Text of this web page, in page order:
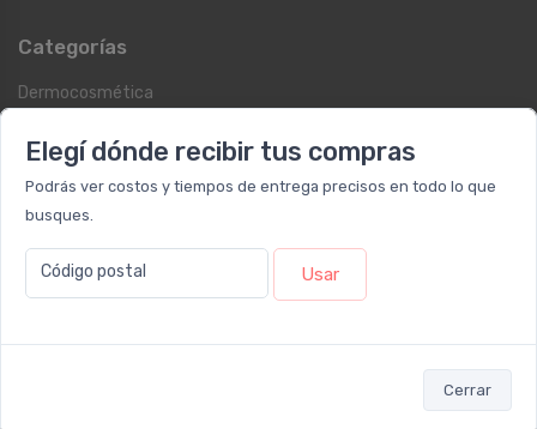
Elegí dónde recibir tus compras
Podrás ver costos y tiempos de entrega precisos en todo lo que
busques.
Código postal Usar
Cerrar
Categorías
Dermocosmética
Suplementos
Cuidado Personal
Farmacia
Blog